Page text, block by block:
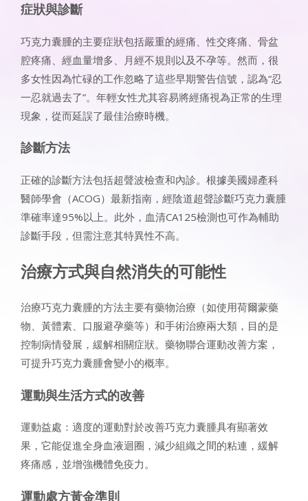
症狀與診斷
巧克力囊腫的主要症狀包括嚴重的經痛、性交疼痛、骨盆
腔疼痛、經血量增多、月經不規則以及不孕等。然而，很
多女性因為忙碌的工作忽略了這些早期警告信號，認為“忍
一忍就過去了”。年輕女性尤其容易將經痛視為正常的生理
現象，從而延誤了最佳治療時機。
診斷方法
正確的診斷方法包括超聲波檢查和內診。根據美國婦產科
醫師學會（ACOG）最新指南，經陰道超聲診斷巧克力囊腫
準確率達95%以上。此外，血清CA125檢測也可作為輔助
診斷手段，但需注意其特異性不高。
治療方式與自然消失的可能性
治療巧克力囊腫的方法主要有藥物治療（如使用荷爾蒙藥
物、黃體素、口服避孕藥等）和手術治療兩大類，目的是
控制病情發展，緩解相關症狀。藥物聯合運動改善方案，
可提升巧克力囊腫會變小的概率。
運動與生活方式的改善
運動益處：適度的運動對於改善巧克力囊腫具有顯著效
果，它能促進全身血液迴圈，減少組織之間的粘連，緩解
疼痛感，並增強機體免疫力。
運動處方黃金準則